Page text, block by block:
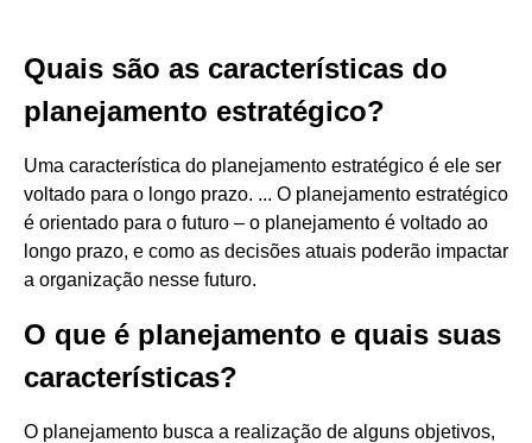
Quais são as características do
planejamento estratégico?
Uma característica do planejamento estratégico é ele ser
voltado para o longo prazo. ... O planejamento estratégico
é orientado para o futuro – o planejamento é voltado ao
longo prazo, e como as decisões atuais poderão impactar
a organização nesse futuro.
O que é planejamento e quais suas
características?
O planejamento busca a realização de alguns objetivos,